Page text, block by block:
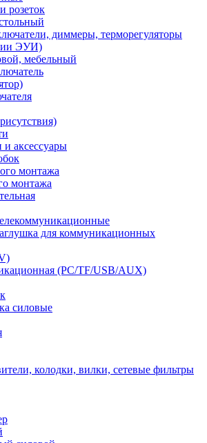
розеток
диммеры, терморегуляторы
ЭУИ)
мебельный
аксессуары
монтажа
монтажа
для коммуникационных
(PC/TF/USB/AUX)
силовые
колодки, вилки, сетевые фильтры